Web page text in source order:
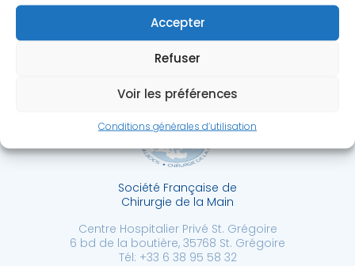
Accepter
Refuser
Voir les préférences
Conditions générales d’utilisation
Société Française de
Chirurgie de la Main
Centre Hospitalier Privé St. Grégoire
6 bd de la boutière, 35768 St. Grégoire
Tél: +33 6 38 95 58 32